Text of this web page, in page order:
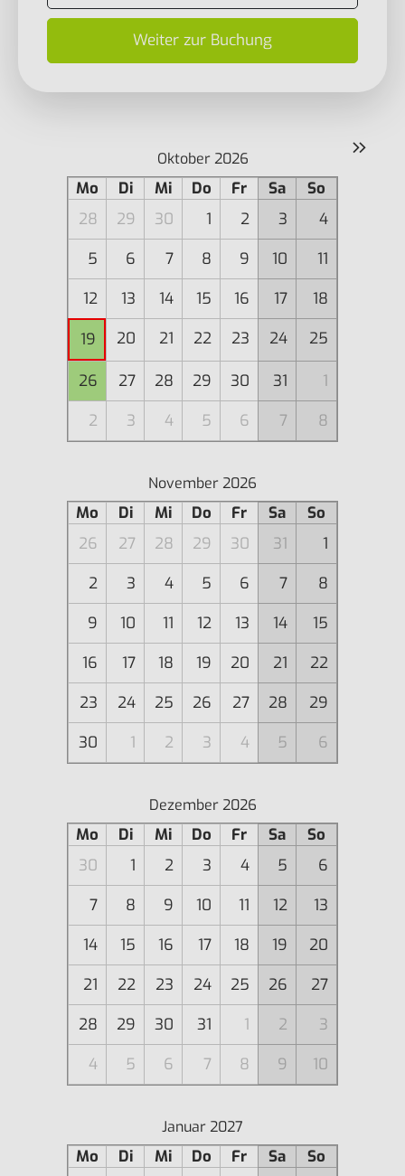
Weiter zur Buchung
»
Oktober 2026
Mo Di Mi Do Fr Sa
So
28
29 30 1 2 3
4
5
6 7 8 9 10
11
12
13 14 15 16 17
18
19
20 21 22 23 24 25
26 27 28 29 30 31
1
2
3 4 5 6 7 8
November 2026
Mo Di Mi Do Fr Sa
So
26
27 28 29 30 31
1
2
3 4 5 6 7
8
9
10 11 12 13 14
15
16
17 18 19 20 21
22
23
24 25 26 27 28
29
30
1 2 3 4 5 6
Dezember 2026
Mo Di Mi Do Fr Sa
So
30
1 2 3 4 5
6
7
8 9 10 11 12
13
14
15 16 17 18 19
20
21
22 23 24 25 26
27
28
29 30 31 1 2
3
4
5 6 7 8 9 10
Januar 2027
Mo Di Mi Do Fr Sa
So